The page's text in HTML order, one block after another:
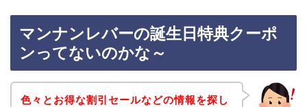
マンナンレバーの誕生日特典クーポ
ンってないのかな～
色々とお得な割引セールなどの情報を探し